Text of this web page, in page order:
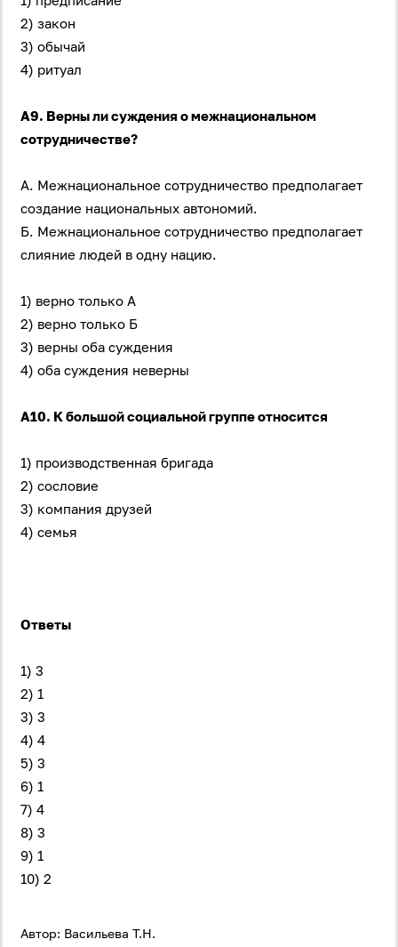
Вход
Логин
Пароль
Забыли пароль?
данныхна условиях и для целей, определённых в
соглашение.
2) закон
3) обычай
4) ритуал
А9. Верны ли суждения о межнациональном
сотрудничестве?
А. Межнациональное сотрудничество предполагает
создание национальных автономий.
Б. Межнациональное сотрудничество предполагает
слияние людей в одну нацию.
1) верно только А
2) верно только Б
3) верны оба суждения
4) оба суждения неверны
А10. К большой социальной группе относится
1) производственная бригада
2) сословие
3) компания друзей
4) семья
Ответы
1) 3
2) 1
3) 3
4) 4
5) 3
6) 1
7) 4
8) 3
9) 1
10) 2
Автор: Васильева Т.Н.